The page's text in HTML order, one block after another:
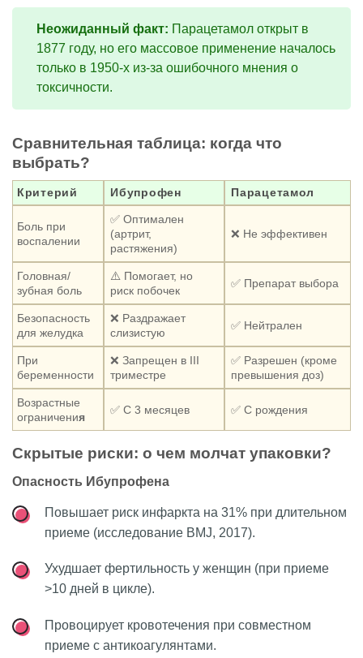
Неожиданный факт: Парацетамол открыт в
1877 году, но его массовое применение началось
только в 1950-х из-за ошибочного мнения о
токсичности.
Сравнительная таблица: когда что
выбрать?
Критерий Ибупрофен Парацетамол
Боль при
воспалении
✅ Оптимален
(артрит,
растяжения)
❌ Не эффективен
Головная/
зубная боль
⚠️ Помогает, но
риск побочек
✅ Препарат выбора
Безопасность
для желудка
❌ Раздражает
слизистую
✅ Нейтрален
При
беременности
❌ Запрещен в III
триместре
✅ Разрешен (кроме
превышения доз)
Возрастные
ограничения
✅ С 3 месяцев ✅ С рождения
Скрытые риски: о чем молчат упаковки?
Опасность Ибупрофена
Повышает риск инфаркта на 31% при длительном
приеме (исследование BMJ, 2017).
Ухудшает фертильность у женщин (при приеме
>10 дней в цикле).
Провоцирует кровотечения при совместном
приеме с антикоагулянтами.